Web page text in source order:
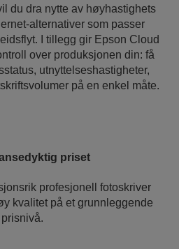
du dra nytte av høyhastighets
alternativer som passer
I tillegg gir Epson Cloud
over produksjonen din: få
utnyttelseshastigheter,
på en enkel måte.
priset
profesjonell fotoskriver
kvalitet på et grunnleggende
prisnivå.